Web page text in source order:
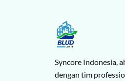
Syncore Indonesia,
dengan tim